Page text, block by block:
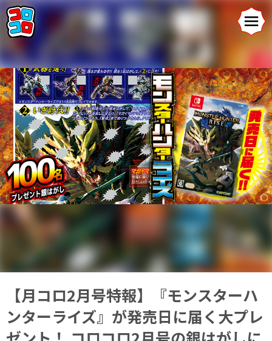
【月コロ2月号特報】『モンスターハ
ンターライズ』が発売日に届く大プレ